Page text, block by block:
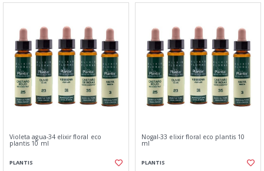
Violeta agua-34 elixir floral eco
plantis 10 ml
PLANTIS
Nogal-33 elixir floral eco plantis 10
ml
PLANTIS